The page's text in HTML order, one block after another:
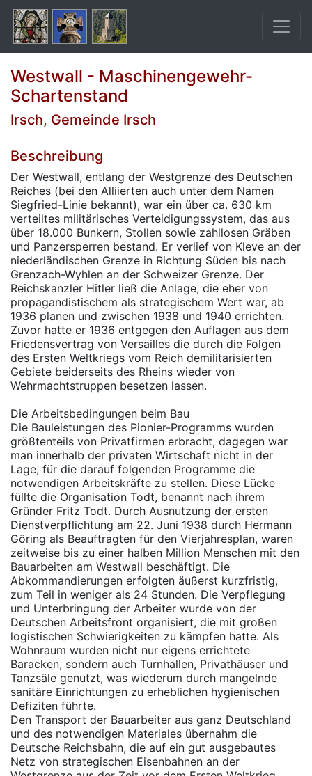
Westwall - Maschinengewehr-
Schartenstand
Irsch, Gemeinde Irsch
Beschreibung
Der Westwall, entlang der Westgrenze des Deutschen
Reiches (bei den Alliierten auch unter dem Namen
Siegfried-Linie bekannt), war ein über ca. 630 km
verteiltes militärisches Verteidigungssystem, das aus
über 18.000 Bunkern, Stollen sowie zahllosen Gräben
und Panzersperren bestand. Er verlief von Kleve an der
niederländischen Grenze in Richtung Süden bis nach
Grenzach-Wyhlen an der Schweizer Grenze. Der
Reichskanzler Hitler ließ die Anlage, die eher von
propagandistischem als strategischem Wert war, ab
1936 planen und zwischen 1938 und 1940 errichten.
Zuvor hatte er 1936 entgegen den Auflagen aus dem
Friedensvertrag von Versailles die durch die Folgen
des Ersten Weltkriegs vom Reich demilitarisierten
Gebiete beiderseits des Rheins wieder von
Wehrmachtstruppen besetzen lassen.
Die Arbeitsbedingungen beim Bau
Die Bauleistungen des Pionier-Programms wurden
größtenteils von Privatfirmen erbracht, dagegen war
man innerhalb der privaten Wirtschaft nicht in der
Lage, für die darauf folgenden Programme die
notwendigen Arbeitskräfte zu stellen. Diese Lücke
füllte die Organisation Todt, benannt nach ihrem
Gründer Fritz Todt. Durch Ausnutzung der ersten
Dienstverpflichtung am 22. Juni 1938 durch Hermann
Göring als Beauftragten für den Vierjahresplan, waren
zeitweise bis zu einer halben Million Menschen mit den
Bauarbeiten am Westwall beschäftigt. Die
Abkommandierungen erfolgten äußerst kurzfristig,
zum Teil in weniger als 24 Stunden. Die Verpflegung
und Unterbringung der Arbeiter wurde von der
Deutschen Arbeitsfront organisiert, die mit großen
logistischen Schwierigkeiten zu kämpfen hatte. Als
Wohnraum wurden nicht nur eigens errichtete
Baracken, sondern auch Turnhallen, Privathäuser und
Tanzsäle genutzt, was wiederum durch mangelnde
sanitäre Einrichtungen zu erheblichen hygienischen
Defiziten führte.
Den Transport der Bauarbeiter aus ganz Deutschland
und des notwendigen Materiales übernahm die
Deutsche Reichsbahn, die auf ein gut ausgebautes
Netz von strategischen Eisenbahnen an der